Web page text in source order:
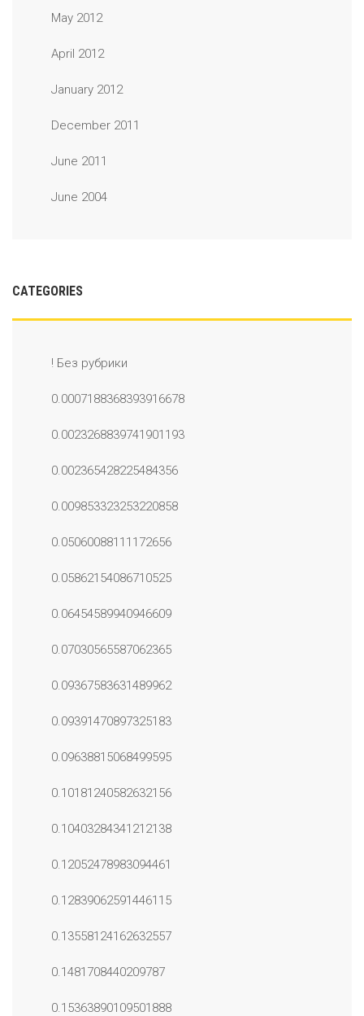
May 2012
April 2012
January 2012
December 2011
June 2011
June 2004
CATEGORIES
! Без рубрики
0.0007188368393916678
0.0023268839741901193
0.002365428225484356
0.009853323253220858
0.05060088111172656
0.05862154086710525
0.06454589940946609
0.07030565587062365
0.09367583631489962
0.09391470897325183
0.09638815068499595
0.10181240582632156
0.10403284341212138
0.12052478983094461
0.12839062591446115
0.13558124162632557
0.1481708440209787
0.15363890109501888